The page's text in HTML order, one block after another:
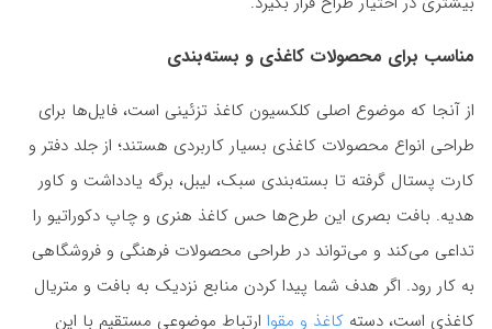
مناسب برای محصولات کاغذی و بسته‌بندی
از آنجا که موضوع اصلی کلکسیون کاغذ تزئینی است، فایل‌ها برای
طراحی انواع محصولات کاغذی بسیار کاربردی هستند؛ از جلد دفتر و
کارت پستال گرفته تا بسته‌بندی سبک، لیبل، برگه یادداشت و کاور
هدیه. بافت بصری این طرح‌ها حس کاغذ هنری و چاپ دکوراتیو را
تداعی می‌کند و می‌تواند در طراحی محصولات فرهنگی و فروشگاهی
به کار رود. اگر هدف شما پیدا کردن منابع نزدیک به بافت و متریال
کاغذی است، دسته کاغذ و مقوا ارتباط موضوعی مستقیم با این